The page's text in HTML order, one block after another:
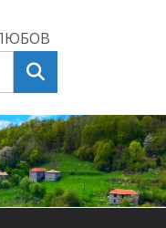
Търсене